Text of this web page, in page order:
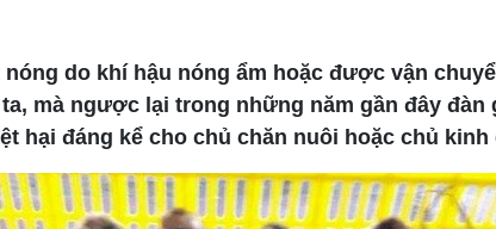
do khí hậu nóng ẩm hoặc được vận
mà ngược lại trong những năm gần đây đàn
hại đáng kể cho chủ chăn nuôi hoặc chủ kinh